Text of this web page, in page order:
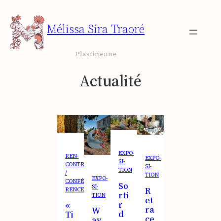
au
contenu
Mélissa Sira Traoré
Plasticienne
Actualité
REN­
CONTRE
/
CONFÉ­
RENCE
«
Ti
EXPO­
SI­
TION
W
EXPO­
SI­
TION
So
rti
r
d
EXPO­
SI­
TION
R
et
ra